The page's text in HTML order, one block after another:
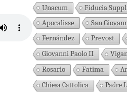
Unacum
Fiducia
Apocalisse
San
Fernández Prevost
Giovanni Paolo II
Rosario
Fatima
Chiesa Cattolica
Padre